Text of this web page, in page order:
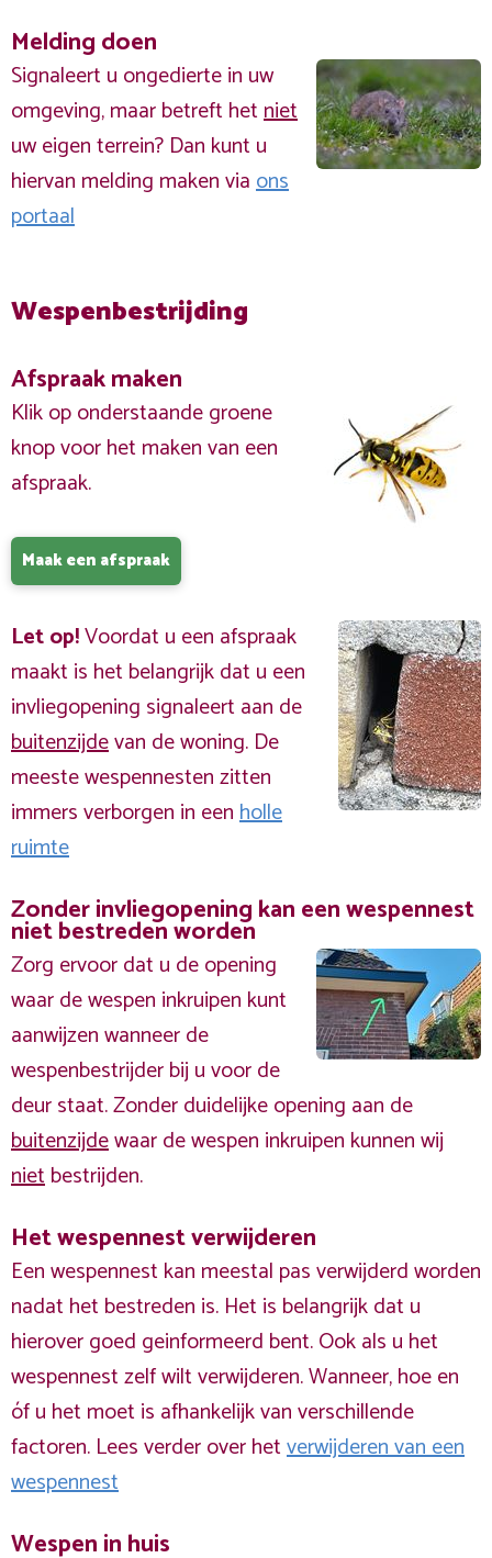
Melding doen
Signaleert u ongedierte in uw
omgeving, maar betreft hetniet
uw eigen terrein? Dan kunt u
hiervan melding maken viaons
portaal
Wespenbestrijding
Afspraak maken
Klik op onderstaande groene
knop voor het maken van een
afspraak.
Maak een afspraak
Let op!Voordat u een afspraak
maakt is het belangrijk dat u een
invliegopening signaleert aan de
buitenzijdevan de woning. De
meeste wespennesten zitten
immers verborgen in eenholle
ruimte
Zonder invliegopening kan een wespennest
niet bestreden worden
Zorg ervoor dat u de opening
waar de wespen inkruipen kunt
aanwijzen wanneer de
wespenbestrijder bij u voor de
deur staat. Zonder duidelijke opening aan de
buitenzijdewaar de wespen inkruipen kunnen wij
nietbestrijden.
Het wespennest verwijderen
Een wespennest kan meestal pas verwijderd worden
nadat het bestreden is. Het is belangrijk dat u
hierover goed geinformeerd bent. Ook als u het
wespennest zelf wilt verwijderen. Wanneer, hoe en
óf u het moet is afhankelijk van verschillende
factoren. Lees verder over hetverwijderen van een
wespennest
Wespen in huis